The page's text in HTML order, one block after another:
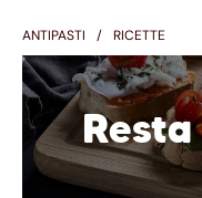
ANTIPASTI RICETTE